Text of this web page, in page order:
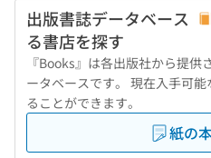
出版書誌データベース
る書店を探す
『Books』は各出版社から提
ータベースです。 現在入手可
ることができます。
紙の